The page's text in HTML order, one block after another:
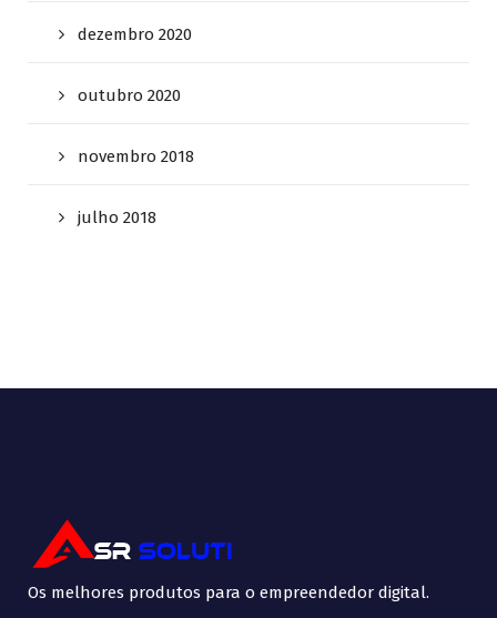
dezembro 2020
outubro 2020
novembro 2018
julho 2018
Os melhores produtos para o empreendedor digital.